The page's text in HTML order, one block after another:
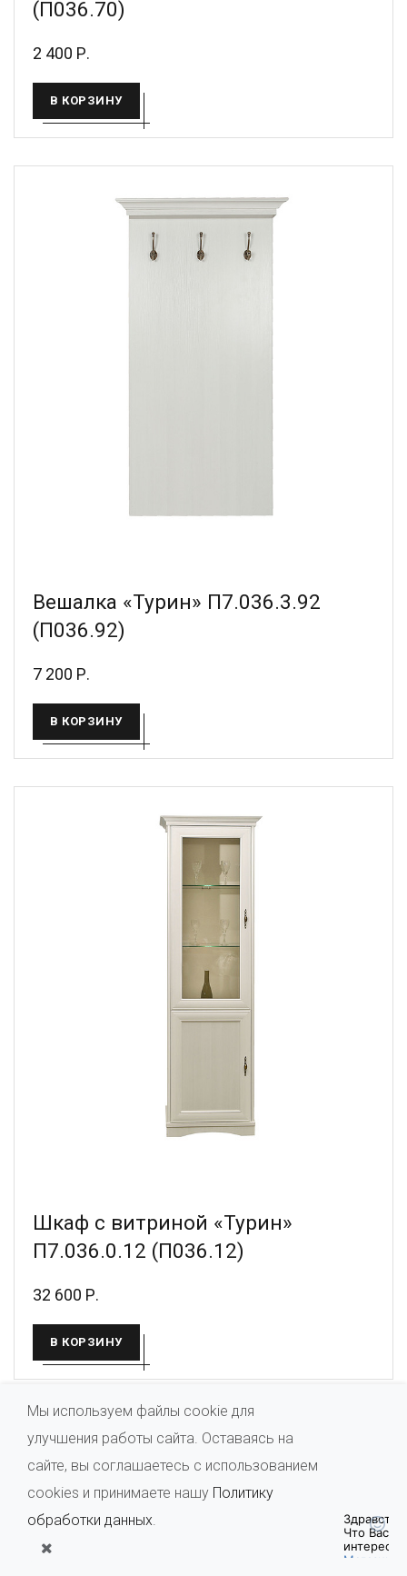
(П036.70)
2 400 Р.
В КОРЗИНУ
Вешалка «Турин» П7.036.3.92
(П036.92)
7 200 Р.
В КОРЗИНУ
Шкаф с витриной «Турин»
П7.036.0.12 (П036.12)
32 600 Р.
В КОРЗИНУ
Мы используем файлы cookie для
улучшения работы сайта. Оставаясь на
сайте, вы соглашаетесь с использованием
cookies и принимаете нашу Политику
обработки данных